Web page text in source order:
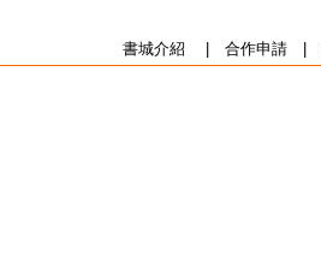
書城介紹 合作申請|